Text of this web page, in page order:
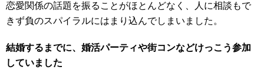
恋愛関係の話題を振ることがほとんどなく、人に相談もで
きず負のスパイラルにはまり込んでしまいました。
結婚するまでに、婚活パーティや街コンなどけっこう参加
していました